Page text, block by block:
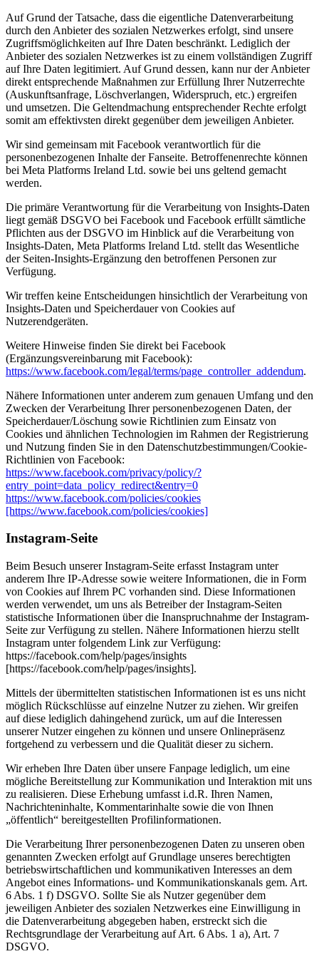
Auf Grund der Tatsache, dass die eigentliche Datenverarbeitung
durch den Anbieter des sozialen Netzwerkes erfolgt, sind unsere
Zugriffsmöglichkeiten auf Ihre Daten beschränkt. Lediglich der
Anbieter des sozialen Netzwerkes ist zu einem vollständigen Zugriff
auf Ihre Daten legitimiert. Auf Grund dessen, kann nur der Anbieter
direkt entsprechende Maßnahmen zur Erfüllung Ihrer Nutzerrechte
(Auskunftsanfrage, Löschverlangen, Widerspruch, etc.) ergreifen
und umsetzen. Die Geltendmachung entsprechender Rechte erfolgt
somit am effektivsten direkt gegenüber dem jeweiligen Anbieter.
Wir sind gemeinsam mit Facebook verantwortlich für die
personenbezogenen Inhalte der Fanseite. Betroffenenrechte können
bei Meta Platforms Ireland Ltd. sowie bei uns geltend gemacht
werden.
Die primäre Verantwortung für die Verarbeitung von Insights-Daten
liegt gemäß DSGVO bei Facebook und Facebook erfüllt sämtliche
Pflichten aus der DSGVO im Hinblick auf die Verarbeitung von
Insights-Daten, Meta Platforms Ireland Ltd. stellt das Wesentliche
der Seiten-Insights-Ergänzung den betroffenen Personen zur
Verfügung.
Wir treffen keine Entscheidungen hinsichtlich der Verarbeitung von
Insights-Daten und Speicherdauer von Cookies auf
Nutzerendgeräten.
Weitere Hinweise finden Sie direkt bei Facebook
(Ergänzungsvereinbarung mit Facebook):
https://www.facebook.com/legal/terms/page_controller_addendum.
Nähere Informationen unter anderem zum genauen Umfang und den
Zwecken der Verarbeitung Ihrer personenbezogenen Daten, der
Speicherdauer/Löschung sowie Richtlinien zum Einsatz von
Cookies und ähnlichen Technologien im Rahmen der Registrierung
und Nutzung finden Sie in den Datenschutzbestimmungen/Cookie-
Richtlinien von Facebook:
https://www.facebook.com/privacy/policy/?
entry_point=data_policy_redirect&entry=0
https://www.facebook.com/policies/cookies
[https://www.facebook.com/policies/cookies]
Instagram-Seite
Beim Besuch unserer Instagram-Seite erfasst Instagram unter
anderem Ihre IP-Adresse sowie weitere Informationen, die in Form
von Cookies auf Ihrem PC vorhanden sind. Diese Informationen
werden verwendet, um uns als Betreiber der Instagram-Seiten
statistische Informationen über die Inanspruchnahme der Instagram-
Seite zur Verfügung zu stellen. Nähere Informationen hierzu stellt
Instagram unter folgendem Link zur Verfügung:
https://facebook.com/help/pages/insights
[https://facebook.com/help/pages/insights].
Mittels der übermittelten statistischen Informationen ist es uns nicht
möglich Rückschlüsse auf einzelne Nutzer zu ziehen. Wir greifen
auf diese lediglich dahingehend zurück, um auf die Interessen
unserer Nutzer eingehen zu können und unsere Onlinepräsenz
fortgehend zu verbessern und die Qualität dieser zu sichern.
Wir erheben Ihre Daten über unsere Fanpage lediglich, um eine
mögliche Bereitstellung zur Kommunikation und Interaktion mit uns
zu realisieren. Diese Erhebung umfasst i.d.R. Ihren Namen,
Nachrichteninhalte, Kommentarinhalte sowie die von Ihnen
„öffentlich“ bereitgestellten Profilinformationen.
Die Verarbeitung Ihrer personenbezogenen Daten zu unseren oben
genannten Zwecken erfolgt auf Grundlage unseres berechtigten
betriebswirtschaftlichen und kommunikativen Interesses an dem
Angebot eines Informations- und Kommunikationskanals gem. Art.
6 Abs. 1 f) DSGVO. Sollte Sie als Nutzer gegenüber dem
jeweiligen Anbieter des sozialen Netzwerkes eine Einwilligung in
die Datenverarbeitung abgegeben haben, erstreckt sich die
Rechtsgrundlage der Verarbeitung auf Art. 6 Abs. 1 a), Art. 7
DSGVO.